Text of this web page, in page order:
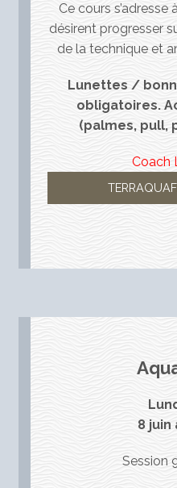
Ce cours
désirent progresser
de la technique et
Lunettes /
obligatoires.
(palmes, pull,
Coach
8 juin
Session